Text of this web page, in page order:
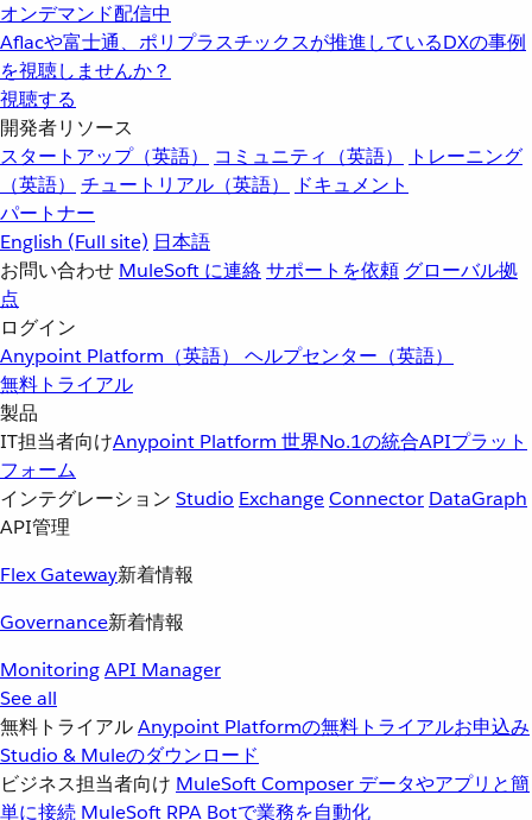
オンデマンド配信中
Aflacや富士通、ポリプラスチックスが推進しているDXの事例
を視聴しませんか？
視聴する
開発者リソース
スタートアップ（英語）
コミュニティ（英語）
トレーニング
（英語）
チュートリアル（英語）
ドキュメント
パートナー
English (Full site) 日本語
お問い合わせ MuleSoft に連絡サポートを依頼 グローバル拠
点
ログイン
Anypoint Platform（英語） ヘルプセンター（英語）
無料トライアル
製品
IT担当者向けAnypoint Platform 世界No.1の統合APIプラット
フォーム
インテグレーション Studio ExchangeConnector DataGraph
API管理
Flex Gateway新着情報
Governance新着情報
MonitoringAPI Manager
See all
無料トライアルAnypoint Platformの無料トライアルお申込み
Studio & Muleのダウンロード
ビジネス担当者向け MuleSoft Composer データやアプリと簡
単に接続 MuleSoft RPA Botで業務を自動化